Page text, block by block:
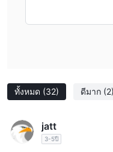
ดสามารถเริ่มต้นที่ต่ำเพียง
eur/usd, gbp/usd และ
ฟอเร็กซ์ โบรกเกอร์ทำเงินโ
หมายความว่าผู้ค้าจะจ่ายเฉ
สำหรับการเทรด cfd
ประเภทของตราสารที่มีการ
ทั้งหมด (32) ดีมาก (2)
jatt
3-5ปี